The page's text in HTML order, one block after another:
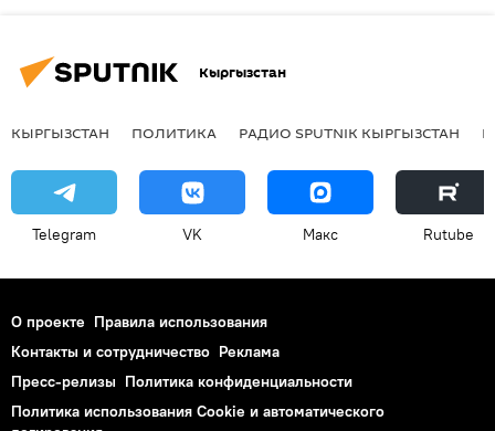
Кыргызстан
КЫРГЫЗСТАН ПОЛИТИКА РАДИО SPUTNIK КЫРГЫЗСТАН
Telegram VK Макс Rutube
О проекте Правила использования
Контакты и сотрудничество Реклама
Пресс-релизы Политика конфиденциальности
Политика использования Cookie и автоматического